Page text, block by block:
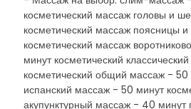
косметический массаж головы и
косметический массаж поясницы
косметический массаж
минут косметический
косметический общий массаж - 50
испанский массаж - 50 минут
акупунктурный массаж - 40 минут